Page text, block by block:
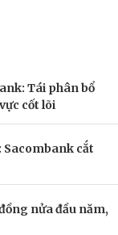
Tái phân bổ
cốt lõi
cắt
nửa đầu năm,